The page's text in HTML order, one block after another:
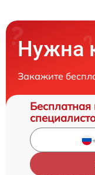
Нужна
Закажите
Бесплатная